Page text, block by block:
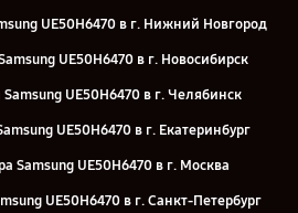
UE50H6470 в г. Нижний Новгород
UE50H6470 в г. Новосибирск
UE50H6470 в г. Челябинск
UE50H6470 в г. Екатеринбург
Samsung UE50H6470 в г. Москва
UE50H6470 в г. Санкт-Петербург